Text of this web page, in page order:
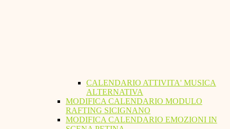
CALENDARIO ATTIVITA' MUSICA
ALTERNATIVA
MODIFICA CALENDARIO MODULO
RAFTING SICIGNANO
MODIFICA CALENDARIO EMOZIONI IN